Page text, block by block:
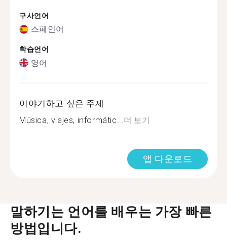
구사언어
스페인어
학습언어
영어
이야기하고 싶은 주제
Música, viajes, informátic... 더 보기
앱 다운로드
말하기는 언어를 배우는 가장 빠른
방법입니다.